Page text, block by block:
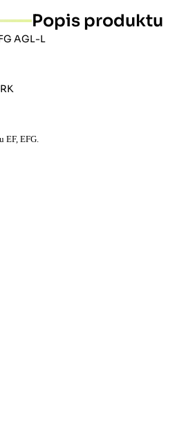
Popis produktu
AGL-L
EF, EFG.